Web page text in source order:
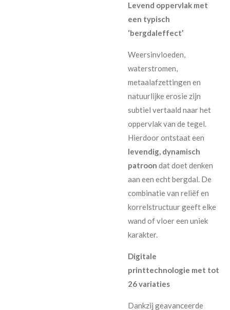
Levend oppervlak met
een typisch
‘bergdaleffect’
Weersinvloeden,
waterstromen,
metaalafzettingen en
natuurlijke erosie zijn
subtiel vertaald naar het
oppervlak van de tegel.
Hierdoor ontstaat een
levendig, dynamisch
patroon dat doet denken
aan een echt bergdal. De
combinatie van reliëf en
korrelstructuur geeft elke
wand of vloer een uniek
karakter.
Digitale
printtechnologie met tot
26 variaties
Dankzij geavanceerde